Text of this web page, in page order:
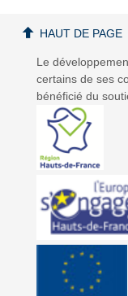
Le
certains de ses
bénéficié du
HAUT DE PAGE